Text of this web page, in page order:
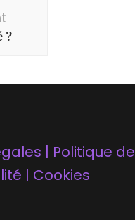
?
| Politique de
| Cookies